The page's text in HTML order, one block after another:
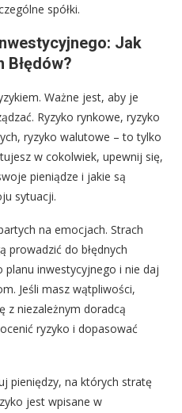
spółki.
Jak
Błędów?
Ważne jest, aby je
Ryzyko rynkowe, ryzyko
ryzyko walutowe – to tylko
w cokolwiek, upewnij się,
pieniądze i jakie są
sytuacji.
na emocjach. Strach
prowadzić do błędnych
inwestycyjnego i nie daj
Jeśli masz wątpliwości,
z niezależnym doradcą
ryzyko i dopasować
pieniędzy, na których stratę
jest wpisane w